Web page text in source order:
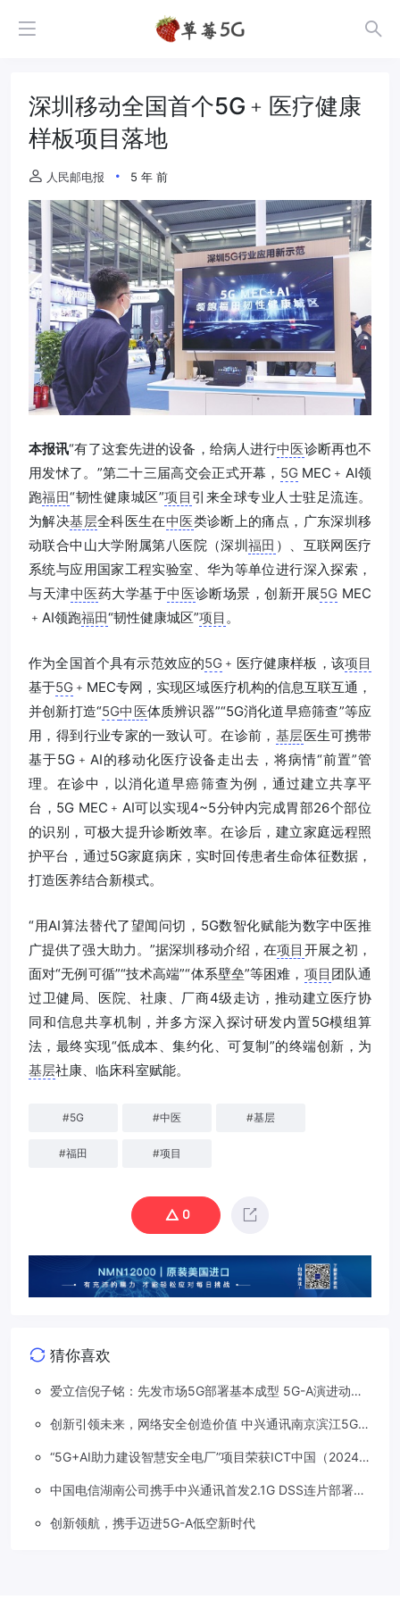
深圳移动全国首个5G﹢医疗健康
样板项目落地
人民邮电报 5 年 前
本报讯“有了这套先进的设备，给病人进行中医诊断再也不
用发怵了。”第二十三届高交会正式开幕， 5GMEC﹢AI领
跑福田“韧性健康城区”项目 引来全球专业人士驻足流连。
为解决基层全科医生在中医类诊断上的痛点，广东深圳移
动联合中山大学附属第八医院（深圳福田 ）、互联网医疗
系统与应用国家工程实验室、华为等单位进行深入探索，
与天津中医药大学基于中医诊断场景，创新开展5G MEC
﹢AI领跑福田“韧性健康城区”项目 。
作为全国首个具有示范效应的5G ﹢医疗健康样板，该项目
基于5G ﹢MEC专网，实现区域医疗机构的信息互联互通，
并创新打造“5G中医体质辨识器”“5G消化道早癌筛查”等应
用，得到行业专家的一致认可。在诊前， 基层医生可携带
基于5G﹢AI的移动化医疗设备走出去，将病情“前置”管
理。在诊中，以消化道早癌筛查为例，通过建立共享平
台，5G MEC﹢AI可以实现4~5分钟内完成胃部26个部位
的识别，可极大提升诊断效率。在诊后，建立家庭远程照
护平台，通过5G家庭病床，实时回传患者生命体征数据，
打造医养结合新模式。
“用AI算法替代了望闻问切，5G数智化赋能为数字中医推
广提供了强大助力。”据深圳移动介绍，在项目 开展之初，
面对“无例可循”“技术高端”“体系壁垒”等困难， 项目 团队通
过卫健局、医院、社康、厂商4级走访，推动建立医疗协
同和信息共享机制，并多方深入探讨研发内置5G模组算
法，最终实现“低成本、集约化、可复制”的终端创新，为
基层社康、临床科室赋能。
#5G #中医 #基层
#福田 #项目
0
猜你喜欢
爱立信倪子铭：先发市场5G部署基本成型 5G-A演进动能
创新引领未来，网络安全创造价值 中兴通讯南京滨江5G工
“5G+AI助力建设智慧安全电厂”项目荣获ICT中国（2024）
中国电信湖南公司携手中兴通讯首发2.1G DSS连片部署助
创新领航，携手迈进5G-A低空新时代